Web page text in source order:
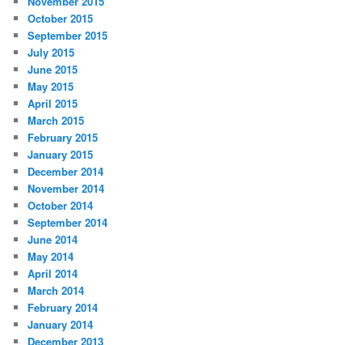
October 2015
September 2015
July 2015
June 2015
May 2015
April 2015
March 2015
February 2015
January 2015
December 2014
November 2014
October 2014
September 2014
June 2014
May 2014
April 2014
March 2014
February 2014
January 2014
December 2013